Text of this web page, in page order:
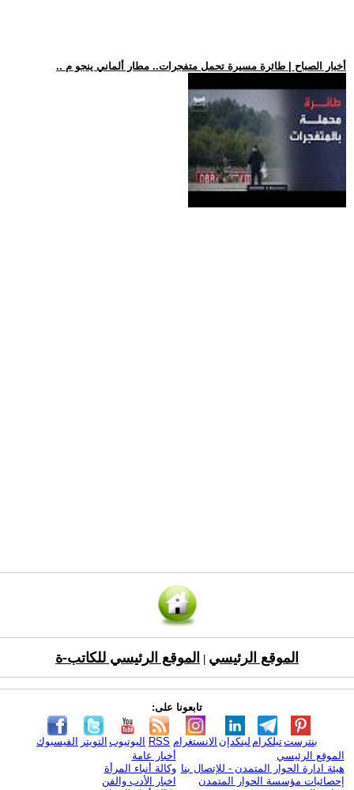
.. أخبار الصباح | طائرة مسيرة تحمل متفجرات.. مطار ألماني ينجو م
الموقع الرئيسي الموقع الرئيسي للكاتب-ة
تابعونا على:
الفيسبوك التويتر اليوتيوب RSS الانستغرام لينكدإن تيلكرامبنترست
الموقع الرئيسي
هيئة ادارة الحوار المتمدن - للإتصال بنا
إحصائيات مؤسسة الحوار المتمدن
أخبار عامة
وكالة أنباء المرأة
اخبار الأدب والفن